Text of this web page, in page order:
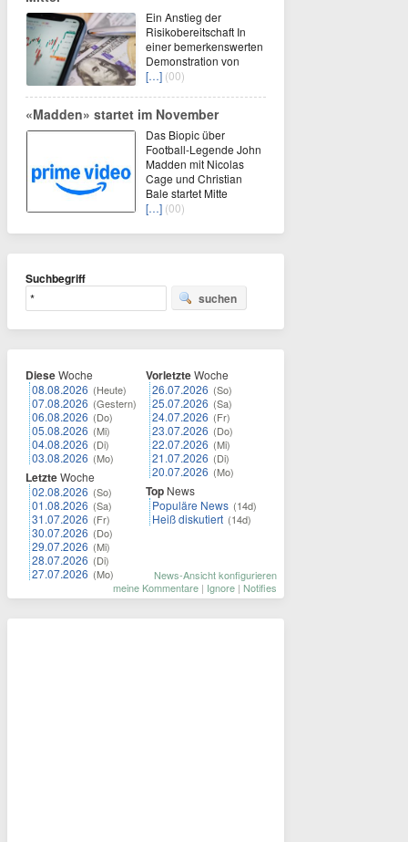
Ein Anstieg der
Risikobereitschaft In
einer bemerkenswerten
Demonstration von
[…] (00)
«Madden» startet im November
Das Biopic über
Football-Legende John
Madden mit Nicolas
Cage und Christian
Bale startet Mitte
[…] (00)
Suchbegriff
suchen
DieseWoche
08.08.2026 (Heute)
07.08.2026 (Gestern)
06.08.2026 (Do)
05.08.2026 (Mi)
04.08.2026 (Di)
03.08.2026 (Mo)
LetzteWoche
02.08.2026 (So)
01.08.2026 (Sa)
31.07.2026 (Fr)
30.07.2026 (Do)
29.07.2026 (Mi)
28.07.2026 (Di)
27.07.2026 (Mo)
VorletzteWoche
26.07.2026 (So)
25.07.2026 (Sa)
24.07.2026 (Fr)
23.07.2026 (Do)
22.07.2026 (Mi)
21.07.2026 (Di)
20.07.2026 (Mo)
Top News
Populäre News (14d)
Heiß diskutiert (14d)
News-Ansicht konfigurieren
meine Kommentare | Ignore | Notifies